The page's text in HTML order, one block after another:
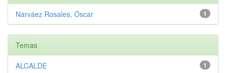
1
Narváez Rosales, Óscar
Temas
1
ALCALDE